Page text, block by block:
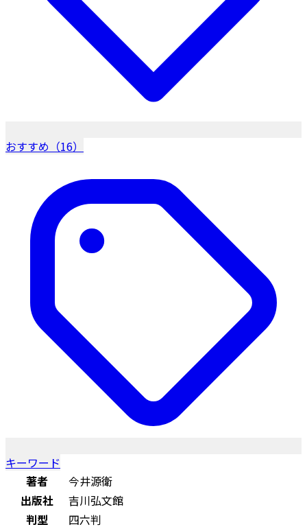
おすすめ（16）
キーワード
著者
今井源衛
出版社
吉川弘文館
判型
四六判